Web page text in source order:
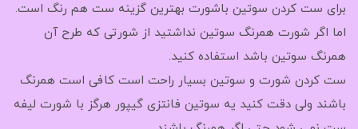
برای ست کردن سوتین باشورت بهترین گزینه ست هم رنگ است.
اما اگر شورت همرنگ سوتین نداشتید از شورتی که طرح آن
همرنگ سوتین باشد استفاده کنید.
ست کردن شورت و سوتین بسیار راحت است کافی است همرنگ
باشند ولی دقت کنید یه سوتین فانتزی گیپور هرگز با شورت لیفه